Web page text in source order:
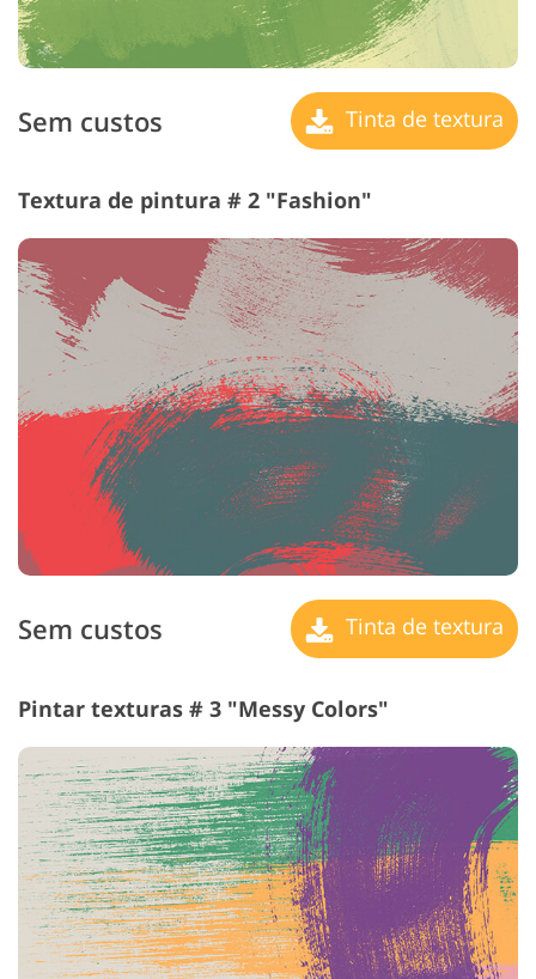
Sem custos Tinta de textura
Textura de pintura # 2 "Fashion"
Sem custos Tinta de textura
Pintar texturas # 3 "Messy Colors"